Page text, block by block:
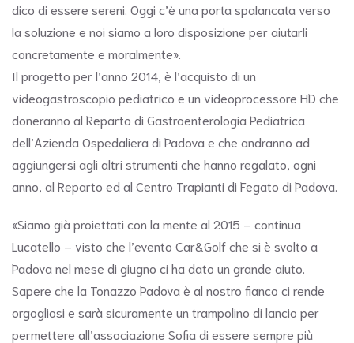
dico di essere sereni. Oggi c’è una porta spalancata verso
la soluzione e noi siamo a loro disposizione per aiutarli
concretamente e moralmente».
Il progetto per l’anno 2014, è l’acquisto di un
videogastroscopio pediatrico e un videoprocessore HD che
doneranno al Reparto di Gastroenterologia Pediatrica
dell’Azienda Ospedaliera di Padova e che andranno ad
aggiungersi agli altri strumenti che hanno regalato, ogni
anno, al Reparto ed al Centro Trapianti di Fegato di Padova.
«Siamo già proiettati con la mente al 2015 – continua
Lucatello – visto che l’evento Car&Golf che si è svolto a
Padova nel mese di giugno ci ha dato un grande aiuto.
Sapere che la Tonazzo Padova è al nostro fianco ci rende
orgogliosi e sarà sicuramente un trampolino di lancio per
permettere all’associazione Sofia di essere sempre più